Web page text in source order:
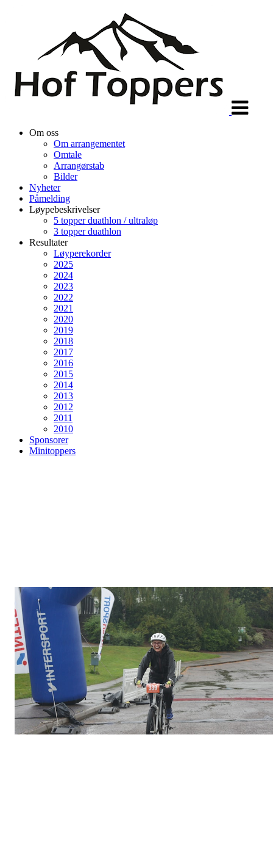
Om oss
Om arrangementet
Omtale
Arrangørstab
Bilder
Nyheter
Påmelding
Løypebeskrivelser
5 topper duathlon / ultraløp
3 topper duathlon
Resultater
Løyperekorder
2025
2024
2023
2022
2021
2020
2019
2018
2017
2016
2015
2014
2013
2012
2011
2010
Sponsorer
Minitoppers